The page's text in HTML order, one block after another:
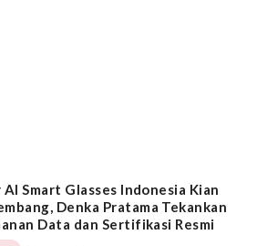
AI Smart Glasses Indonesia Kian
Denka Pratama Tekankan
Data dan Sertifikasi Resmi